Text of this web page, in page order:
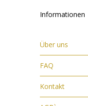
Informationen
Über uns
FAQ
Kontakt